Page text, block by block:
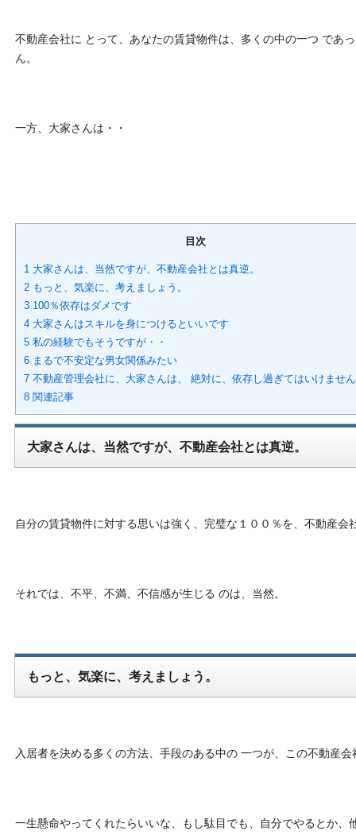
不動産会社に とって、あなたの賃貸物件は、多くの中の一つ であ
ん。
一方、大家さんは・・
目次
1 大家さんは、当然ですが、不動産会社とは真逆。
2 もっと、気楽に、考えましょう。
3 100％依存はダメです
4 大家さんはスキルを身につけるといいです
5 私の経験でもそうですが・・
6 まるで不安定な男女関係みたい
7 不動産管理会社に、大家さんは、 絶対に、依存し過ぎてはいけませ
8 関連記事
大家さんは、当然ですが、不動産会社とは真逆。
自分の賃貸物件に対する思いは強く、完璧な １００ ％を、不動産会
それでは、不平、不満、不信感が生じる のは、当然。
もっと、気楽に、考えましょう。
入居者を決める多くの方法、手段のある中の 一つが、この不動産
一生懸命やってくれたらいいな、もし駄目でも、自分でやるとか、